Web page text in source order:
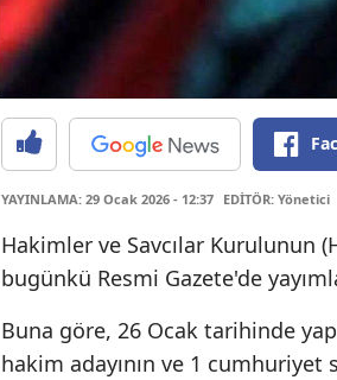
YAYINLAMA: 29 Ocak 2026 - 12:37 EDİTÖR: Yönetici
Hakimler ve Savcılar Kurulunun
bugünkü Resmi Gazete'de
Buna göre, 26 Ocak tarihinde
hakim adayının ve 1 cumhuriyet